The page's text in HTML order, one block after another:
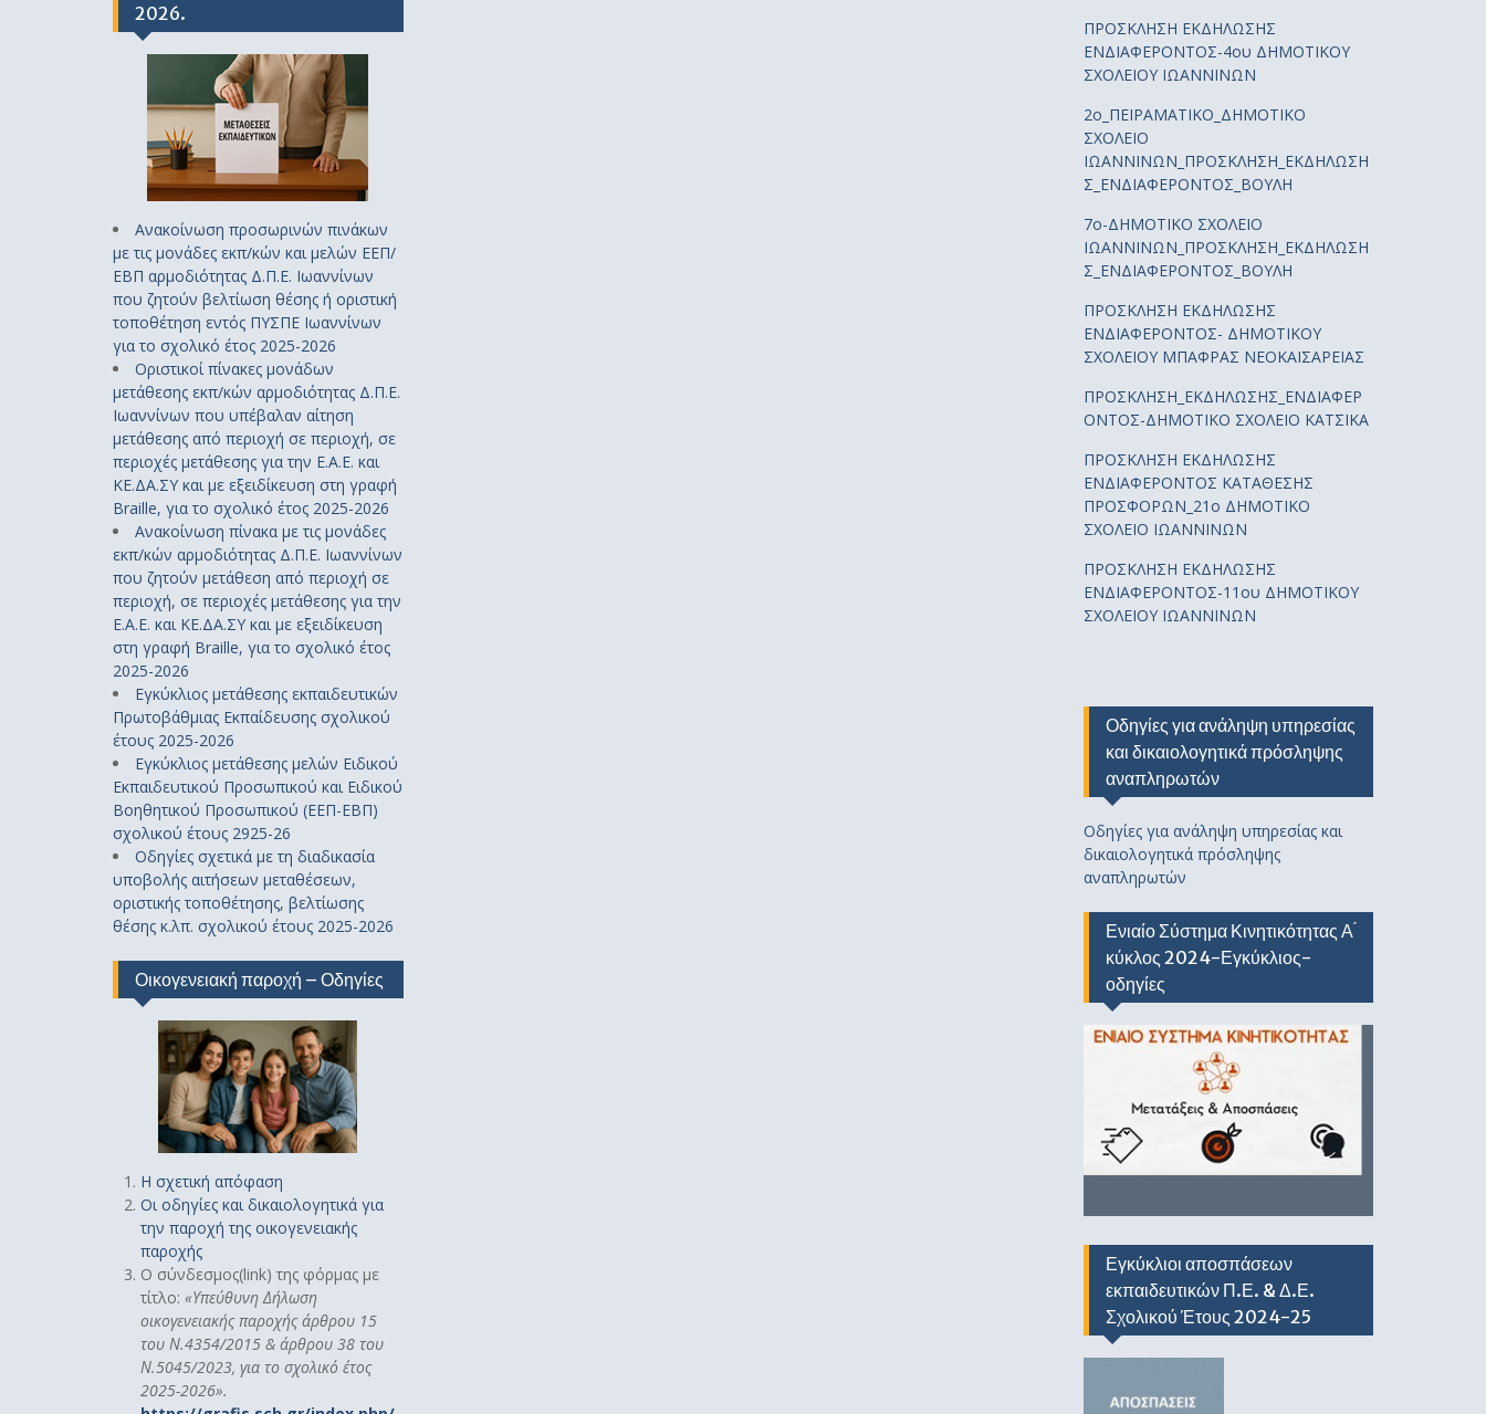
ΠΡΟΣΚΛΗΣΗ ΕΚΔΗΛΩΣΗΣ
ΕΝΔΙΑΦΕΡΟΝΤΟΣ-4ου ΔΗΜΟΤΙΚΟΥ
ΣΧΟΛΕΙΟΥ ΙΩΑΝΝΙΝΩΝ
2ο_ΠΕΙΡΑΜΑΤΙΚΟ_ΔΗΜΟΤΙΚΟ
ΣΧΟΛΕΙΟ
ΙΩΑΝΝΙΝΩΝ_ΠΡΟΣΚΛΗΣΗ_ΕΚΔΗΛΩΣΗ
Σ_ΕΝΔΙΑΦΕΡΟΝΤΟΣ_ΒΟΥΛΗ
7ο-ΔΗΜΟΤΙΚΟ ΣΧΟΛΕΙΟ
ΙΩΑΝΝΙΝΩΝ_ΠΡΟΣΚΛΗΣΗ_ΕΚΔΗΛΩΣΗ
Σ_ΕΝΔΙΑΦΕΡΟΝΤΟΣ_ΒΟΥΛΗ
ΠΡΟΣΚΛΗΣΗ ΕΚΔΗΛΩΣΗΣ
ΕΝΔΙΑΦΕΡΟΝΤΟΣ- ΔΗΜΟΤΙΚΟΥ
ΣΧΟΛΕΙΟΥ ΜΠΑΦΡΑΣ ΝΕΟΚΑΙΣΑΡΕΙΑΣ
ΠΡΟΣΚΛΗΣΗ_ΕΚΔΗΛΩΣΗΣ_ΕΝΔΙΑΦΕΡ
ΟΝΤΟΣ-ΔΗΜΟΤΙΚΟ ΣΧΟΛΕΙΟ ΚΑΤΣΙΚΑ
ΠΡΟΣΚΛΗΣΗ ΕΚΔΗΛΩΣΗΣ
ΕΝΔΙΑΦΕΡΟΝΤΟΣ ΚΑΤΑΘΕΣΗΣ
ΠΡΟΣΦΟΡΩΝ_21ο ΔΗΜΟΤΙΚΟ
ΣΧΟΛΕΙΟ ΙΩΑΝΝΙΝΩΝ
ΠΡΟΣΚΛΗΣΗ ΕΚΔΗΛΩΣΗΣ
ΕΝΔΙΑΦΕΡΟΝΤΟΣ-11ου ΔΗΜΟΤΙΚΟΥ
ΣΧΟΛΕΙΟΥ ΙΩΑΝΝΙΝΩΝ
Οδηγίες για ανάληψη υπηρεσίας
και δικαιολογητικά πρόσληψης
αναπληρωτών
Οδηγίες για ανάληψη υπηρεσίας και
δικαιολογητικά πρόσληψης
αναπληρωτών
Ενιαίο Σύστημα Κινητικότητας Α ́
κύκλος 2024-Εγκύκλιος-
οδηγίες
Εγκύκλιοι αποσπάσεων
εκπαιδευτικών Π.Ε. & Δ.Ε.
Σχολικού Έτους 2024-25
2026.
Ανακοίνωση προσωρινών πινάκων
με τις μονάδες εκπ/κών και μελών ΕΕΠ/
ΕΒΠ αρμοδιότητας Δ.Π.Ε. Ιωαννίνων
που ζητούν βελτίωση θέσης ή οριστική
τοποθέτηση εντός ΠΥΣΠΕ Ιωαννίνων
για το σχολικό έτος 2025-2026
Οριστικοί πίνακες μονάδων
μετάθεσης εκπ/κών αρμοδιότητας Δ.Π.Ε.
Ιωαννίνων που υπέβαλαν αίτηση
μετάθεσης από περιοχή σε περιοχή, σε
περιοχές μετάθεσης για την Ε.Α.Ε. και
ΚΕ.ΔΑ.ΣΥ και με εξειδίκευση στη γραφή
Braille, για το σχολικό έτος 2025-2026
Ανακοίνωση πίνακα με τις μονάδες
εκπ/κών αρμοδιότητας Δ.Π.Ε. Ιωαννίνων
που ζητούν μετάθεση από περιοχή σε
περιοχή, σε περιοχές μετάθεσης για την
Ε.Α.Ε. και ΚΕ.ΔΑ.ΣΥ και με εξειδίκευση
στη γραφή Braille, για το σχολικό έτος
2025-2026
Εγκύκλιος μετάθεσης εκπαιδευτικών
Πρωτοβάθμιας Εκπαίδευσης σχολικού
έτους 2025-2026
Εγκύκλιος μετάθεσης μελών Ειδικού
Εκπαιδευτικού Προσωπικού και Ειδικού
Βοηθητικού Προσωπικού (ΕΕΠ-ΕΒΠ)
σχολικού έτους 2925-26
Οδηγίες σχετικά με τη διαδικασία
υποβολής αιτήσεων μεταθέσεων,
οριστικής τοποθέτησης, βελτίωσης
θέσης κ.λπ. σχολικού έτους 2025-2026
Οικογενειακή παροχή – Οδηγίες
Η σχετική απόφαση
Οι οδηγίες και δικαιολογητικά για
την παροχή της οικογενειακής
παροχής
Ο σύνδεσμος(link) της φόρμας με
τίτλο: «Υπεύθυνη Δήλωση
οικογενειακής παροχής άρθρου 15
του Ν.4354/2015 & άρθρου 38 του
Ν.5045/2023, για το σχολικό έτος
2025-2026».